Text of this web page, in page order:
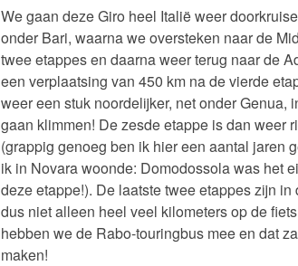
We gaan deze Giro heel Italië weer
onder Bari, waarna we oversteken naar de
twee etappes en daarna weer terug naar de
een verplaatsing van 450 km na de vierde
weer een stuk noordelijker, net onder Genua,
gaan klimmen! De zesde etappe is dan weer
(grappig genoeg ben ik hier een aantal jaren
ik in Novara woonde: Domodossola was het
deze etappe!). De laatste twee etappes zijn
dus niet alleen heel veel kilometers op de
hebben we de Rabo-touringbus mee en dat
maken!